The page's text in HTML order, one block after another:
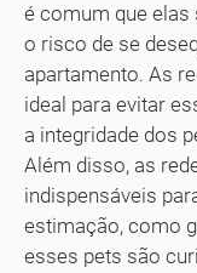
é comum que
o risco de se
apartamento. As
ideal para evitar
a integridade dos
Além disso, as
indispensáveis
estimação, como
esses pets são